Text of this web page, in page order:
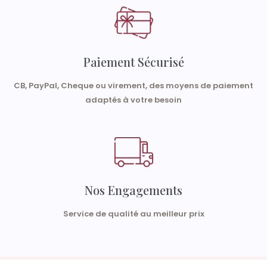
Paiement Sécurisé
CB, PayPal, Cheque ou virement, des moyens de paiement
adaptés à votre besoin
Nos Engagements
Service de qualité au meilleur prix